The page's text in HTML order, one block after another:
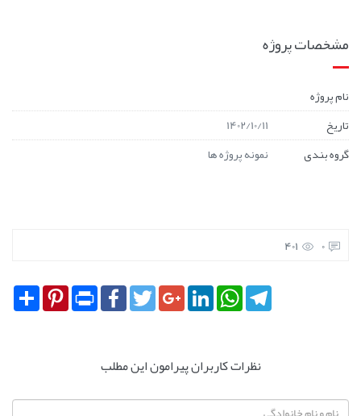
مشخصات پروژه
نام پروژه
تاریخ
1402/10/11
گروه بندی
نمونه پروژه ها
0
401
Share
Pinterest Print
FacebookTwitterGoogle+LinkedIn
WhatsAppTelegram
نظرات کاربران پیرامون این مطلب